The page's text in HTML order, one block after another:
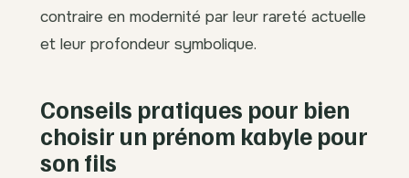
contraire en modernité par leur rareté actuelle
et leur profondeur symbolique.
Conseils pratiques pour bien
choisir un prénom kabyle pour
son fils